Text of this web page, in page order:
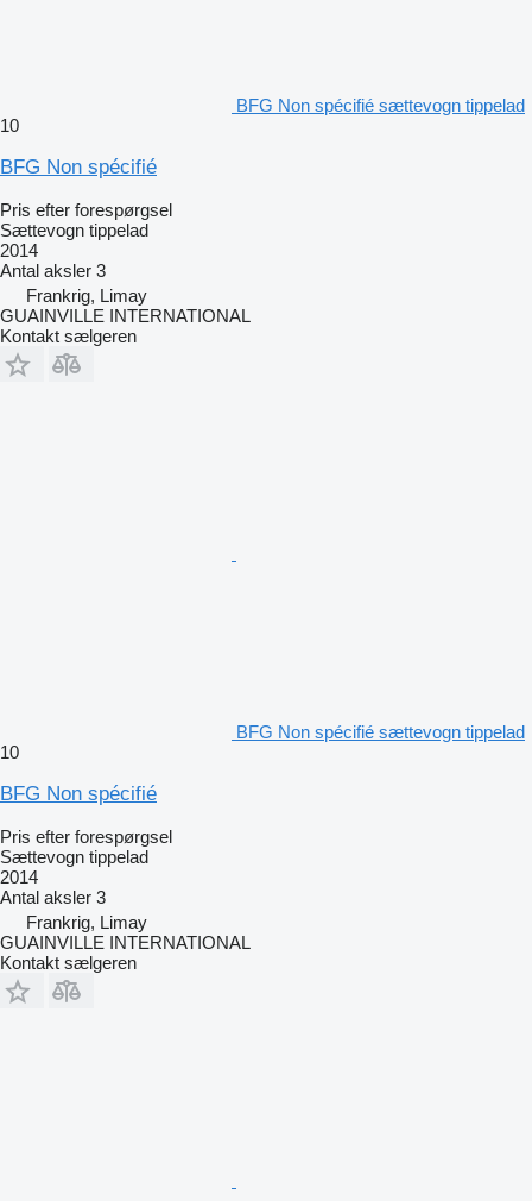
BFG Non spécifié sættevogn tippelad
10
BFG Non spécifié
Pris efter forespørgsel
Sættevogn tippelad
2014
Antal aksler 3
Frankrig, Limay
GUAINVILLE INTERNATIONAL
Kontakt sælgeren
BFG Non spécifié sættevogn tippelad
10
BFG Non spécifié
Pris efter forespørgsel
Sættevogn tippelad
2014
Antal aksler 3
Frankrig, Limay
GUAINVILLE INTERNATIONAL
Kontakt sælgeren